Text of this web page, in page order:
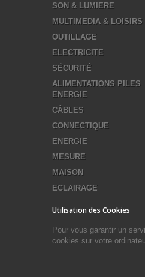
SON & LUMIERE
MULTIMEDIA & LOISIRS
OUTILLAGE
ELECTRICITE
SÉCURITÉ
ALIMENTATIONS PILES
ENERGIE
CÂBLES
CONNECTIQUE
ENERGIE
MESURE
MAISON
ECLAIRAGE
Utilisation des Cookies
Pour vous garantir un
cookies sur votre